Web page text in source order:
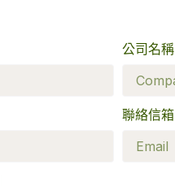
公司名稱
聯絡信箱